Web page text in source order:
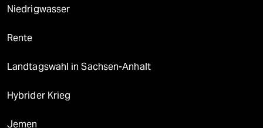
Niedrigwasser
Rente
Landtagswahl in Sachsen-Anhalt
Hybrider Krieg
Jemen